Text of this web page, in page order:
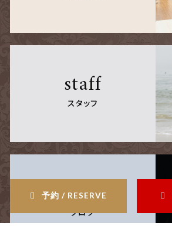
予約 / RESERVE
staff
スタッフ
blog
ブログ